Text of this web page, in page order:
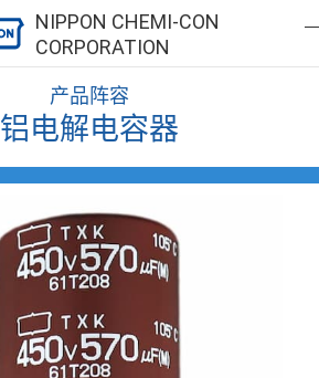
NIPPON CHEMI-CON
CORPORATION
产品阵容
铝电解电容器